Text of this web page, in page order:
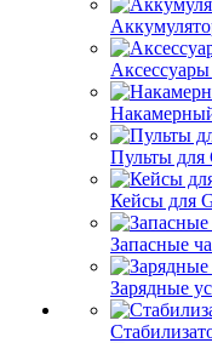
Пульты для
Кейсы для
Запасные
Зарядные